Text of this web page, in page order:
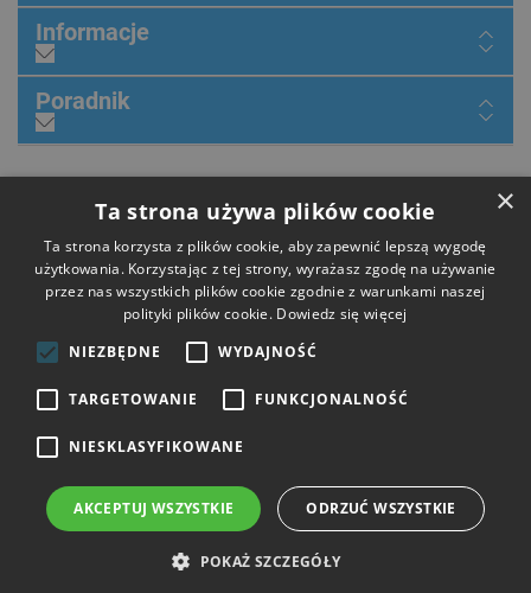
Informacje
Poradnik
Płatności
Strony i sklepy internetowe:
×
Ta strona używa plików cookie
Ta strona korzysta z plików cookie, aby zapewnić lepszą wygodę
użytkowania. Korzystając z tej strony, wyrażasz zgodę na używanie
przez nas wszystkich plików cookie zgodnie z warunkami naszej
polityki plików cookie. Dowiedz się więcej
NIEZBĘDNE
WYDAJNOŚĆ
TARGETOWANIE FUNKCJONALNOŚĆ
NIESKLASYFIKOWANE
AKCEPTUJ WSZYSTKIE ODRZUĆ WSZYSTKIE
POKAŻ SZCZEGÓŁY